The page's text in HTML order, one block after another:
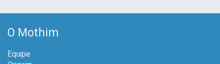
O Mothim
Equipe